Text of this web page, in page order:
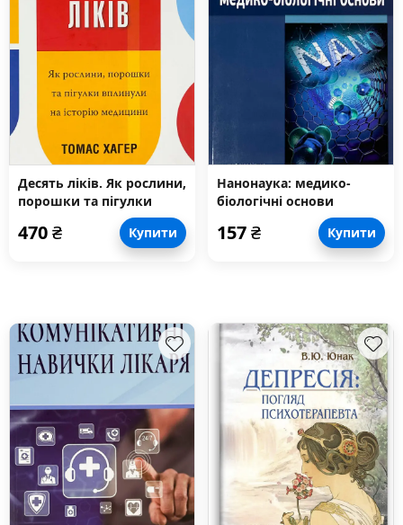
Десять ліків. Як рослини,
порошки та пігулки
вплинули на історію
медицини
470₴ Купити
Нанонаука: медико-
біологічні основи
157₴ Купити